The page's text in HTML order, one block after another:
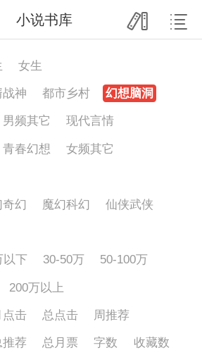
小说书库
女生
战神 都市乡村
幻想脑洞
男频其它
现代言情
青春幻想
女频其它
幻 魔幻科幻
仙侠武侠
以下 30-50万
50-100万
200万以上
点击 总点击
周推荐
推荐 总月票 字数
收藏数